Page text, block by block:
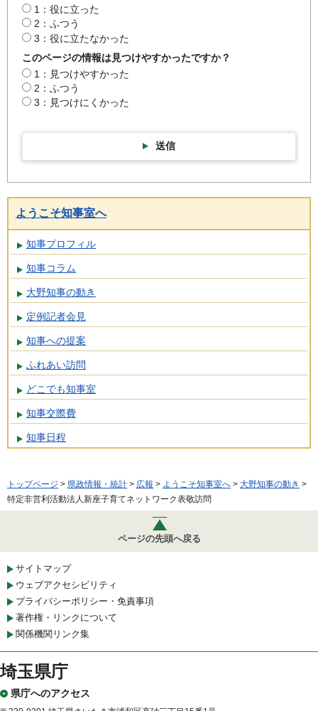
1：役に立った
2：ふつう
3：役に立たなかった
このページの情報は見つけやすかったですか？
1：見つけやすかった
2：ふつう
3：見つけにくかった
送信
ようこそ知事室へ
知事プロフィル
知事コラム
大野知事の動き
定例記者会見
知事への提案
ふれあい訪問
どこでも知事室
知事交際費
知事日程
トップページ > 県政情報・統計 > 広報 > ようこそ知事室へ > 大野知事の動き >
特定非営利活動法人新座子育てネットワーク表敬訪問
ページの先頭へ戻る
サイトマップ
ウェブアクセシビリティ
プライバシーポリシー・免責事項
著作権・リンクについて
関係機関リンク集
埼玉県庁
県庁へのアクセス